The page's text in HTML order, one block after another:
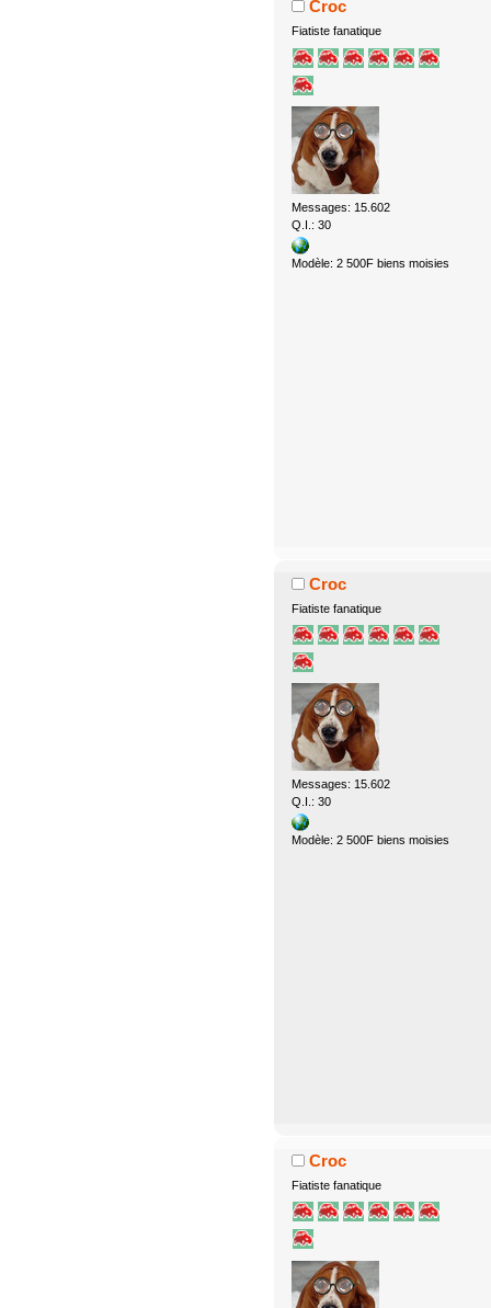
Croc
Fiatiste fanatique
Messages: 15.602
Q.I.: 30
Modèle: 2 500F biens moisies
Croc
Fiatiste fanatique
Messages: 15.602
Q.I.: 30
Modèle: 2 500F biens moisies
Croc
Fiatiste fanatique